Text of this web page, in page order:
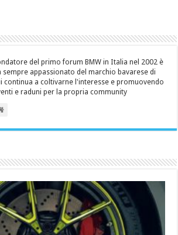
del primo forum BMW in Italia nel 2002 è
sempre appassionato del marchio bavarese di
continua a coltivarne l'interesse e promuovendo
e raduni per la propria community